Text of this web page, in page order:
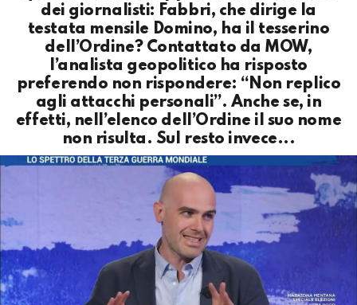
dei giornalisti: Fabbri, che dirige la
testata mensile Domino, ha il tesserino
dell’Ordine? Contattato da MOW,
l’analista geopolitico ha risposto
preferendo non rispondere: “Non replico
agli attacchi personali”. Anche se, in
effetti, nell’elenco dell’Ordine il suo nome
non risulta. Sul resto invece...